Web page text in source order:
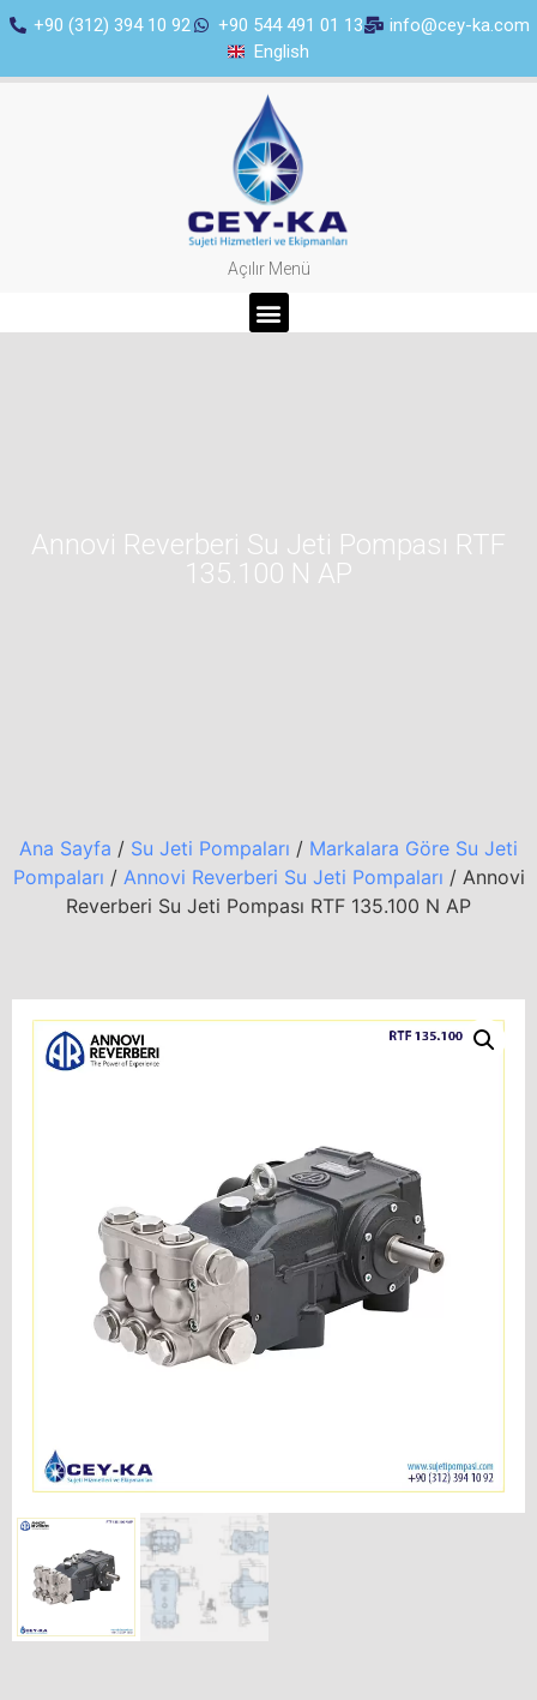
+90 (312) 394 10 92 +90 544 491 01 13
info@cey-ka.com
English
Açılır Menü
Annovi Reverberi Su Jeti Pompası RTF
135.100 N AP
Ana Sayfa / Su Jeti Pompaları / Markalara Göre Su Jeti
Pompaları / Annovi Reverberi Su Jeti Pompaları / Annovi
Reverberi Su Jeti Pompası RTF 135.100 N AP